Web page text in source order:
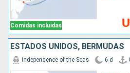
Comidas incluidas
ESTADOS UNIDOS, BERMUDAS
Independence of the Seas 6 d